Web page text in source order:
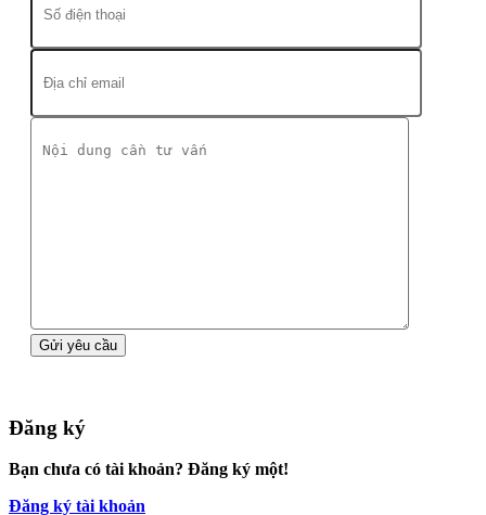
Đăng ký
Bạn chưa có tài khoản? Đăng ký một!
Đăng ký tài khoản